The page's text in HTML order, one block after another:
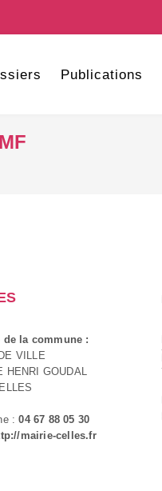
Publications
de la commune :
VILLE
HENRI GOUDAL
:04 67 88 05 30
mairie-celles.fr